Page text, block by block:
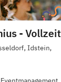
- Vollzeit
Idstein,